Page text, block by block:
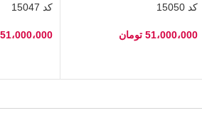
کد 15050
51،000،000 تومان
کد 15047
51،000،000